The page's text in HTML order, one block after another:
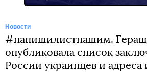
Новости
#напишилистнашим.
опубликовала список
России украинцев и адреса